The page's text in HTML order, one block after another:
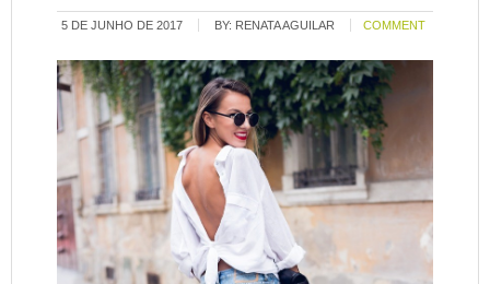
5 DE JUNHO DE 2017 BY: RENATA AGUILAR COMMENT